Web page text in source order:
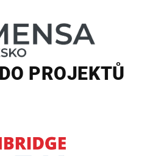
PROJEKTŮ